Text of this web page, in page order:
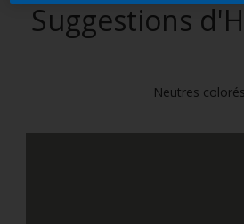
Suggestions
Neutres colorés